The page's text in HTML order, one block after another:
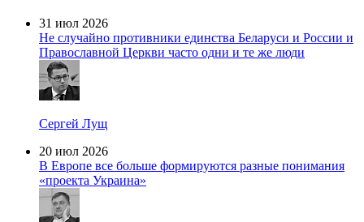
31 июл 2026
Не случайно противники единства Беларуси и России и
Православной Церкви часто одни и те же люди
Сергей Лущ
20 июл 2026
В Европе все больше формируются разные понимания
«проекта Украина»